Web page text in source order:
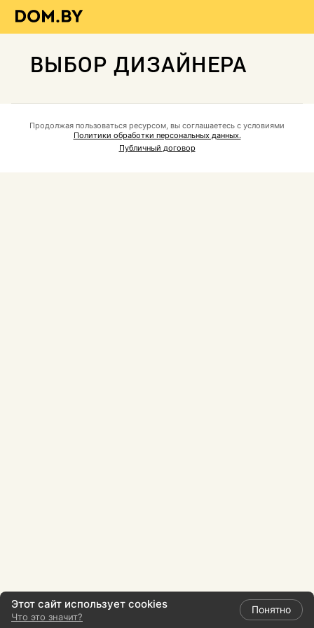
ВЫБОР ДИЗАЙНЕРА
Продолжая пользоваться ресурсом, вы соглашаетесь с условиями
Политики обработки персональных данных.
Публичный договор
Этот сайт использует cookies
Что это значит?
Понятно